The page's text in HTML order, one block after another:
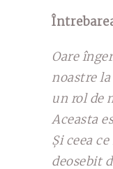
Oare
noastre
un rol de
Aceasta
Și ceea
deosebit